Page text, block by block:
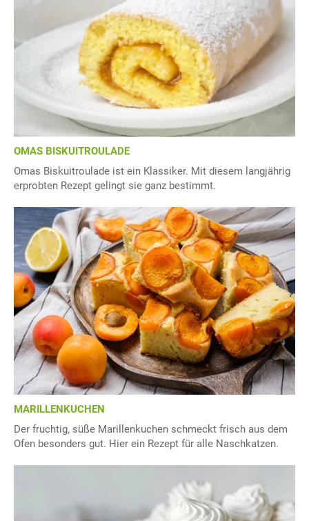
OMAS BISKUITROULADE
Omas Biskuitroulade ist ein Klassiker. Mit diesem langjährig
erprobten Rezept gelingt sie ganz bestimmt.
MARILLENKUCHEN
Der fruchtig, süße Marillenkuchen schmeckt frisch aus dem
Ofen besonders gut. Hier ein Rezept für alle Naschkatzen.